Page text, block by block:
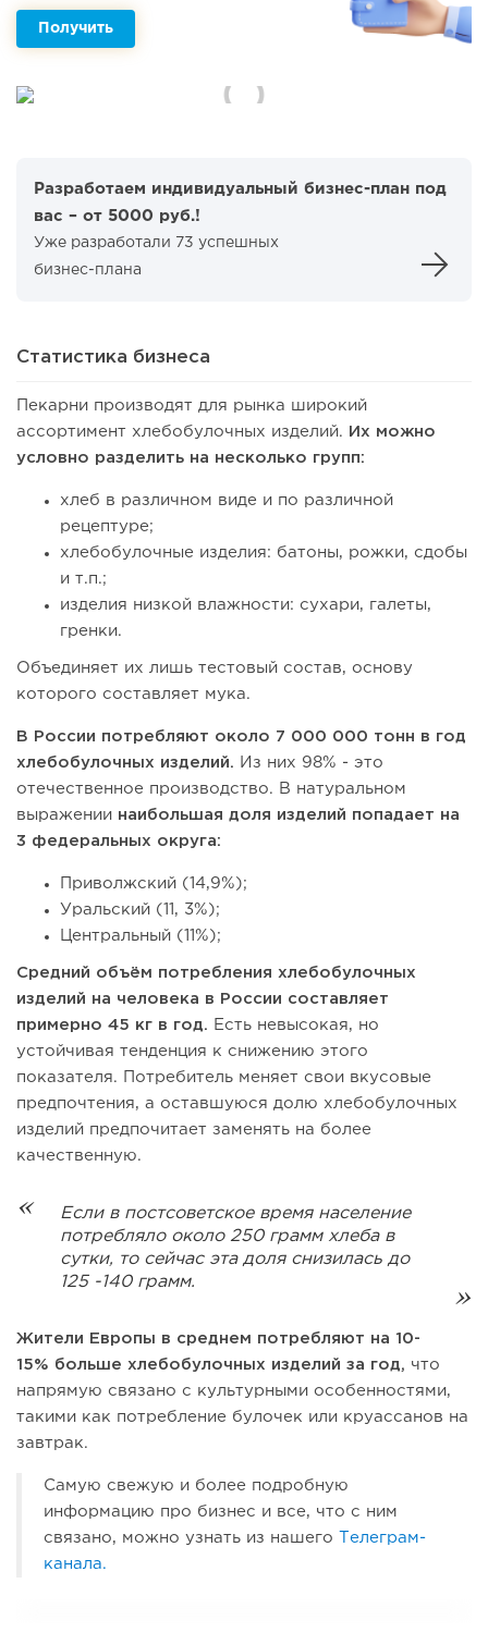
Получить
Разработаем индивидуальный бизнес-план под
вас – от 5000 руб.!
Уже разработали 73 успешных
бизнес-плана
Статистика бизнеса
Пекарни производят для рынка широкий
ассортимент хлебобулочных изделий.
Их можно
условно разделить на несколько групп:
хлеб в различном виде и по различной
рецептуре;
хлебобулочные изделия: батоны, рожки, сдобы
и т.п.;
изделия низкой влажности: сухари, галеты,
гренки.
Объединяет их лишь тестовый состав, основу
которого составляет мука.
В России потребляют около 7 000 000 тонн в год
хлебобулочных изделий.
Из них 98% - это
отечественное производство. В натуральном
выражении наибольшая доля изделий попадает на
3 федеральных округа:
Приволжский (14,9%);
Уральский (11, 3%);
Центральный (11%);
Средний объём потребления хлебобулочных
изделий на человека в России составляет
примерно 45 кг в год. Есть невысокая, но
устойчивая тенденция к снижению этого
показателя. Потребитель меняет свои вкусовые
предпочтения, а оставшуюся долю хлебобулочных
изделий предпочитает заменять на более
качественную.
Если в постсоветское время население
потребляло около 250 грамм хлеба в
сутки, то сейчас эта доля снизилась до
125 -140 грамм.
Жители Европы в среднем потребляют на 10-
15% больше хлебобулочных изделий за год, что
напрямую связано с культурными особенностями,
такими как потребление булочек или круассанов на
завтрак.
Самую свежую и более подробную
информацию про бизнес и все, что с ним
связано, можно узнать из нашего
Телеграм-
канала.